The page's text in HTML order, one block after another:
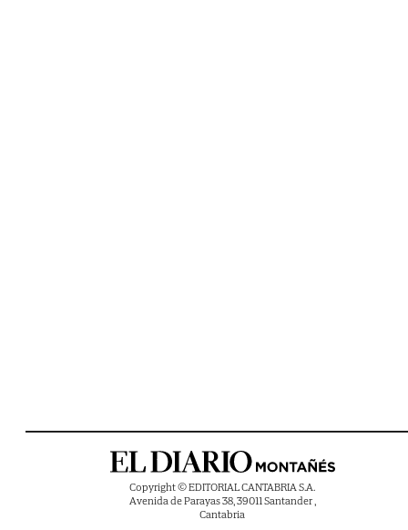
Copyright © EDITORIAL CANTABRIA S.A.
Avenida de Parayas 38, 39011 Santander ,
Cantabria